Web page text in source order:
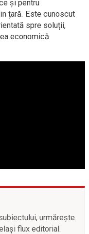
și pentru
țară. Este cunoscut
spre soluții,
economică
urmărește
flux editorial.